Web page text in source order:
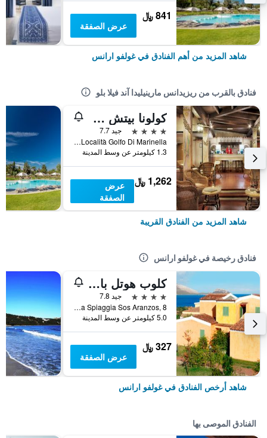
841 ﷼
عرض الصفقة
شاهد المزيد من أهم الفنادق في غولفو ارانس
فنادق بالقرب من ريزيدانس مارينيليدا آند فيلا بلو
كولونا بيتش هوتل مارينيلا
4 نجوم
جيد 7.7
Località Golfo Di Marinella, غولفو ارانس, سردينيا, إيطاليا
1.3 كيلومتر عن وسط المدينة
1,262 ﷼
عرض
الصفقة
شاهد المزيد من الفنادق القريبة
فنادق رخيصة في غولفو ارانس
كلوب هوتل بايا أرانزوس
4 نجوم
جيد 7.8
Via Spiaggia Sos Aranzos, 8, غولفو ارانس, سردينيا, إيطاليا
5.0 كيلومتر عن وسط المدينة
327 ﷼
عرض الصفقة
شاهد أرخص الفنادق في غولفو ارانس
الفنادق الموصى بها